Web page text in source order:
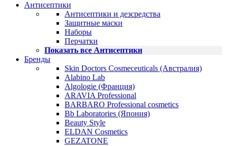
Антисептики
Антисептики и дезсредства
Защитные маски
Наборы
Перчатки
Показать все Антисептики
Бренды
Skin Doctors Cosmeceuticals (Австралия)
Alabino Lab
Algologie (Франция)
ARAVIA Professional
BARBARO Professional cosmetics
Bb Laboratories (Япония)
Beauty Style
ELDAN Cosmetics
GEZATONE